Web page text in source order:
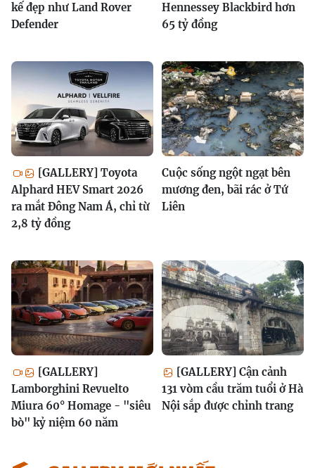
kế đẹp như Land Rover
Defender
Hennessey Blackbird hơn
65 tỷ đồng
[GALLERY] Toyota
Alphard HEV Smart 2026
ra mắt Đông Nam Á, chỉ từ
2,8 tỷ đồng
Cuộc sống ngột ngạt bên
mương đen, bãi rác ở Tứ
Liên
[GALLERY]
Lamborghini Revuelto
Miura 60° Homage - "siêu
bò" kỷ niệm 60 năm
[GALLERY] Cận cảnh
131 vòm cầu trăm tuổi ở Hà
Nội sắp được chỉnh trang